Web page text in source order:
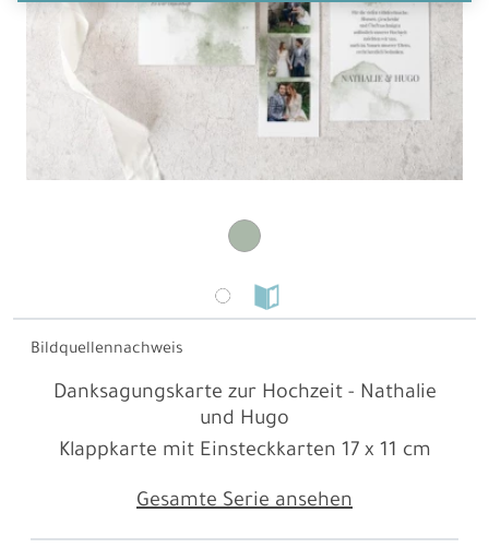
Bildquellennachweis
Danksagungskarte zur Hochzeit - Nathalie
und Hugo
Gesamte Serie ansehen
Klappkarte mit Einsteckkarten 17 x 11 cm